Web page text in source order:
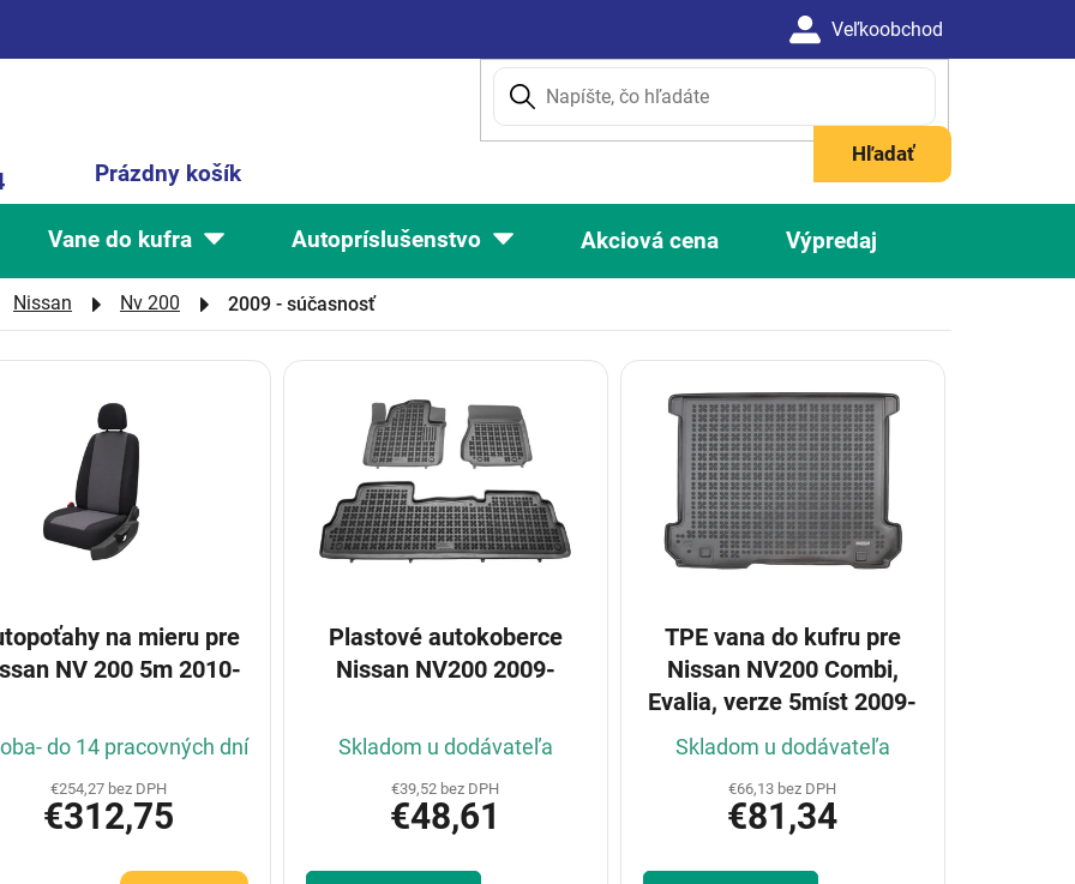
Hľadať
Nákupný
košík
Prázdny košík
Vane do kufra Autopríslušenstvo Akciová cena Výpredaj
Nissan Nv 200 2009 - súčasnosť
na mieru pre
NV 200 5m 2010-
do 14 pracovných dní
€254,27 bez DPH
€312,75
Plastové autokoberce
Nissan NV200 2009-
Skladom u dodávateľa
€39,52 bez DPH
€48,61
TPE vana do kufru pre
Nissan NV200 Combi,
Evalia, verze 5míst 2009-
Skladom u dodávateľa
€66,13 bez DPH
€81,34